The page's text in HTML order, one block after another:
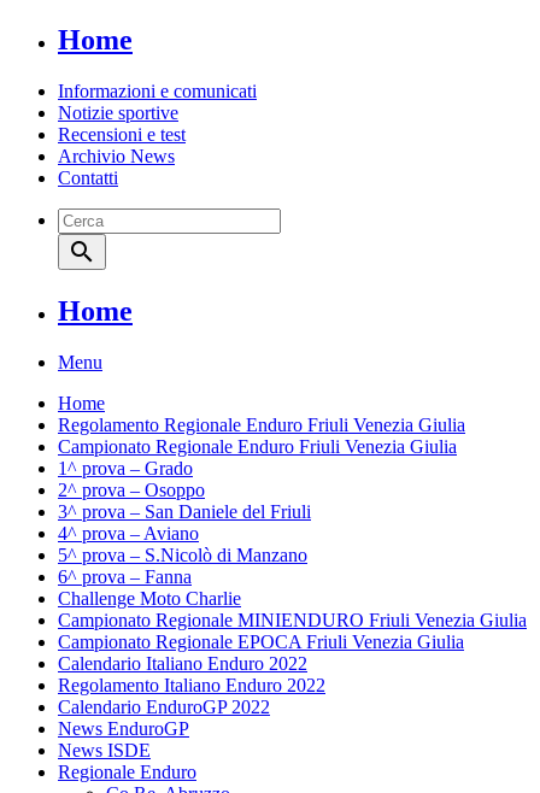
Home
Informazioni e comunicati
Notizie sportive
Recensioni e test
Archivio News
Contatti
search
Home
Menu
Home
Regolamento Regionale Enduro Friuli Venezia Giulia
Campionato Regionale Enduro Friuli Venezia Giulia
1^ prova – Grado
2^ prova – Osoppo
3^ prova – San Daniele del Friuli
4^ prova – Aviano
5^ prova – S.Nicolò di Manzano
6^ prova – Fanna
Challenge Moto Charlie
Campionato Regionale MINIENDURO Friuli Venezia Giulia
Campionato Regionale EPOCA Friuli Venezia Giulia
Calendario Italiano Enduro 2022
Regolamento Italiano Enduro 2022
Calendario EnduroGP 2022
News EnduroGP
News ISDE
Regionale Enduro